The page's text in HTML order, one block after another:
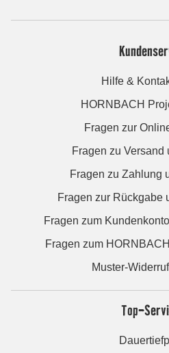
Hilfe &
HORNBACH
Fragen zur
Fragen zu Versand
Fragen zu Zahlung
Fragen zur Rückgabe
Fragen zum
Fragen zum
Muster-
Top-